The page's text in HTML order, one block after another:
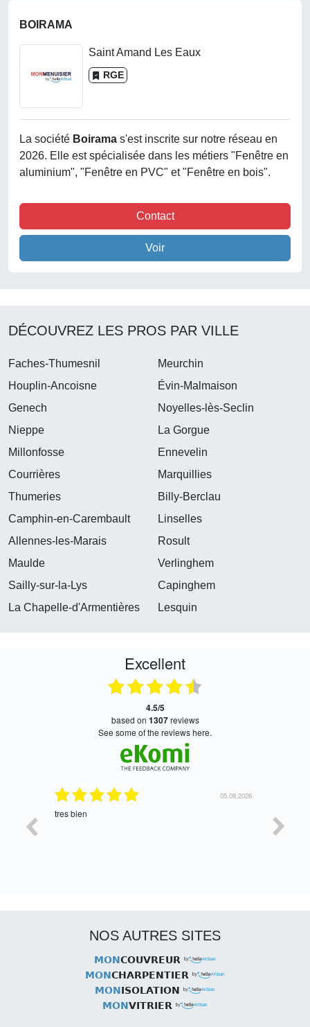
BOIRAMA
Saint Amand Les Eaux
RGE
La société Boirama s'est inscrite sur notre réseau en
2026. Elle est spécialisée dans les métiers "Fenêtre en
aluminium", "Fenêtre en PVC" et "Fenêtre en bois".
Contact
Voir
DÉCOUVREZ LES PROS PAR VILLE
Faches-Thumesnil
Meurchin
Houplin-Ancoisne
Évin-Malmaison
Genech
Noyelles-lès-Seclin
Nieppe
La Gorgue
Millonfosse
Ennevelin
Courrières
Marquillies
Thumeries
Billy-Berclau
Camphin-en-Carembault
Linselles
Allennes-les-Marais
Rosult
Maulde
Verlinghem
Sailly-sur-la-Lys
Capinghem
La Chapelle-d'Armentières
Lesquin
Excellent
4.5/5
based on 1307reviews
see some of the reviews here.
05.08.2026
tres bien
NOS AUTRES SITES
MONCOUVREUR
MONCHARPENTIER
MONISOLATION
MONVITRIER